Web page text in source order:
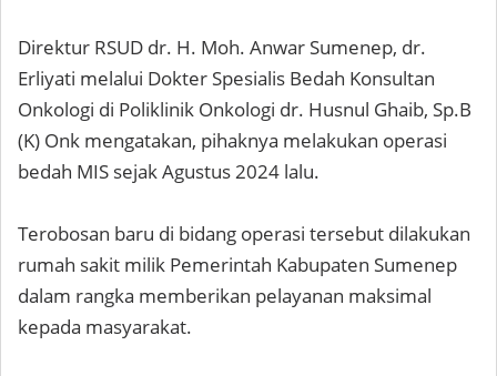
Direktur RSUD dr. H. Moh. Anwar Sumenep, dr.
Erliyati melalui Dokter Spesialis Bedah Konsultan
Onkologi di Poliklinik Onkologi dr. Husnul Ghaib, Sp.B
(K) Onk mengatakan, pihaknya melakukan operasi
bedah MIS sejak Agustus 2024 lalu.
Terobosan baru di bidang operasi tersebut dilakukan
rumah sakit milik Pemerintah Kabupaten Sumenep
dalam rangka memberikan pelayanan maksimal
kepada masyarakat.